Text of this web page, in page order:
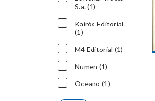
S.a. (1)
Kairós Editorial
(1)
M4 Editorial (1)
Numen (1)
Oceano (1)